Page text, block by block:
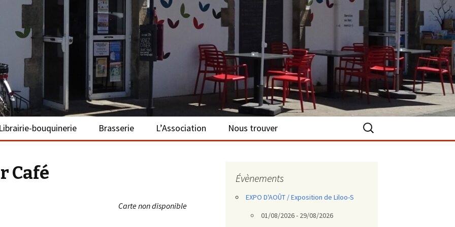
La Turballe
Librairie-bouquinerie
Brasserie
L’Association
Nous trouver Rechercher :
Café
Carte non disponible
Évènements
EXPO D'AOÛT / Exposition de Liloo-S
01/08/2026 - 29/08/2026